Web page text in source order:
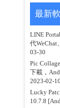
最新
LINE
代WeChat
03-30
Pic
下載，
2023-02-10
Lucky
10.7.8